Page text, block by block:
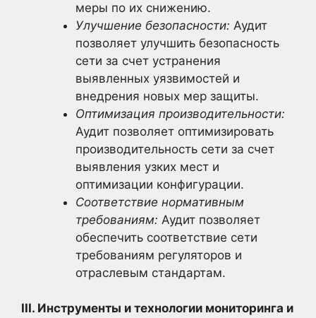
меры по их снижению.
Улучшение безопасности: Аудит
позволяет улучшить безопасность
сети за счет устранения
выявленных уязвимостей и
внедрения новых мер защиты.
Оптимизация производительности:
Аудит позволяет оптимизировать
производительность сети за счет
выявления узких мест и
оптимизации конфигурации.
Соответствие нормативным
требованиям: Аудит позволяет
обеспечить соответствие сети
требованиям регуляторов и
отраслевым стандартам.
III. Инструменты и технологии мониторинга и